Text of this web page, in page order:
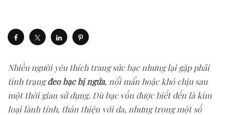
Nhiều người yêu thích trang sức bạc nhưng lại gặp phải
tình trạngđeo bạc bị ngứa, nổi mẩn hoặc khó chịu sau
một thời gian sử dụng. Dù bạc vốn được biết đến là kim
loại lành tính, thân thiện với da, nhưng trong một số